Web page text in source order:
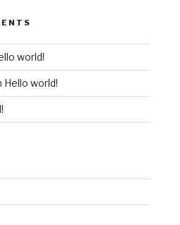
world!
Hello world!